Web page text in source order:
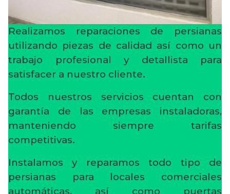
Realizamos reparaciones de persianas
utilizando piezas de calidad así como un
trabajo profesional y detallista para
satisfacer a nuestro cliente.
Todos nuestros servicios cuentan con
garantía de las empresas instaladoras,
manteniendo siempre tarifas
competitivas.
Instalamos y reparamos todo tipo de
persianas para locales comerciales
automáticas, así como puertas